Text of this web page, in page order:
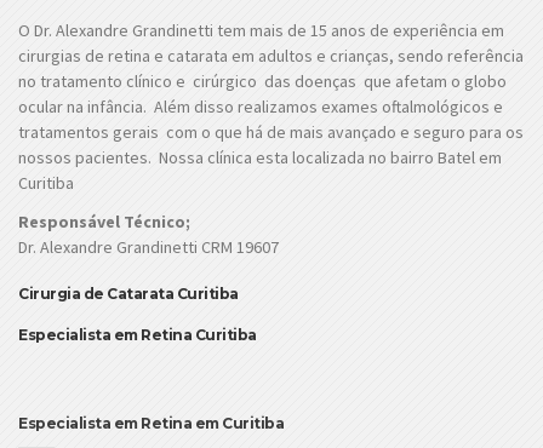
O Dr. Alexandre Grandinetti tem mais de 15 anos de experiência em
cirurgias de retina e catarata em adultos e crianças, sendo referência
no tratamento clínico e cirúrgico das doenças que afetam o globo
ocular na infância. Além disso realizamos exames oftalmológicos e
tratamentos gerais com o que há de mais avançado e seguro para os
nossos pacientes. Nossa clínica esta localizada no bairro Batel em
Curitiba
Responsável Técnico;
Dr. Alexandre Grandinetti CRM 19607
Cirurgia de Catarata Curitiba
Especialista em Retina Curitiba
Especialista em Retina em Curitiba